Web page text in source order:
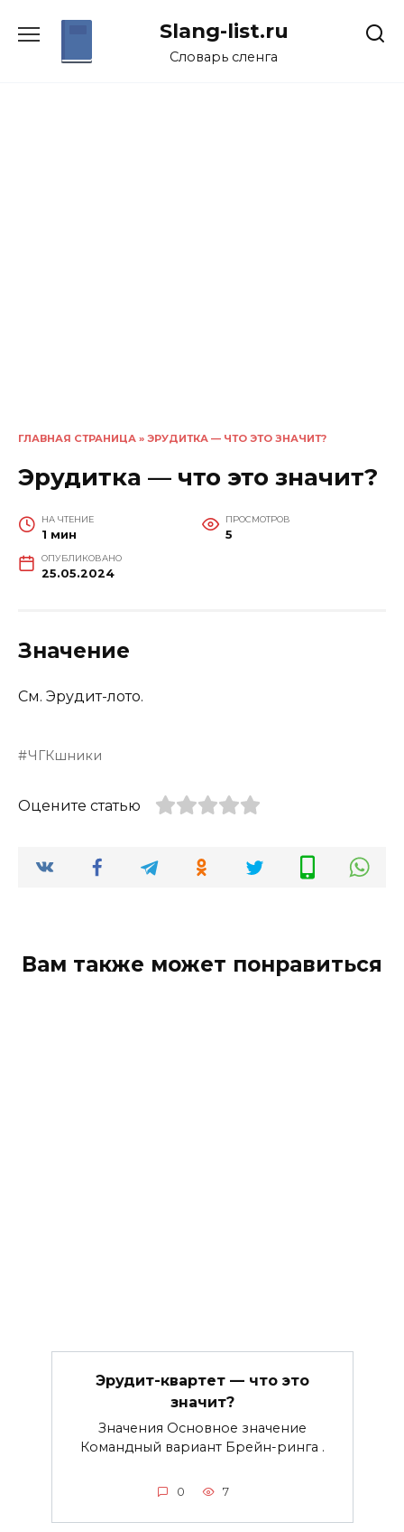
Slang-list.ru
Словарь сленга
ГЛАВНАЯ СТРАНИЦА » ЭРУДИТКА — ЧТО ЭТО ЗНАЧИТ?
Эрудитка — что это значит?
НА ЧТЕНИЕ
1 мин
ПРОСМОТРОВ
5
ОПУБЛИКОВАНО
25.05.2024
Значение
См. Эрудит-лото.
ЧГКшники
Оцените статью
Вам также может понравиться
Эрудит-квартет — что это
значит?
Значения Основное значение
Командный вариант Брейн-ринга .
0 7